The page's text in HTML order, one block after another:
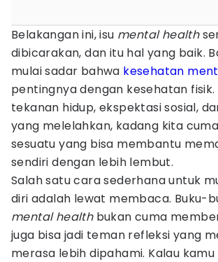
Belakangan ini, isu mental health
dibicarakan, dan itu hal yang baik.
mulai sadar bahwa kesehatan
pentingnya dengan kesehatan
tekanan hidup, ekspektasi sosial,
yang melelahkan, kadang kita
sesuatu yang bisa membantu
sendiri dengan lebih lembut.
Salah satu cara sederhana untuk
diri adalah lewat membaca. Buku-
mental healthbukan cuma
juga bisa jadi teman refleksi yang
merasa lebih dipahami. Kalau